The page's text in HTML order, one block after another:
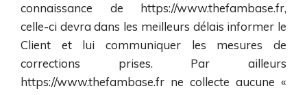
connaissance de https://www.thefambase.fr,
celle-ci devra dans les meilleurs délais informer le
Client et lui communiquer les mesures de
corrections prises. Par ailleurs
https://www.thefambase.fr ne collecte aucune «